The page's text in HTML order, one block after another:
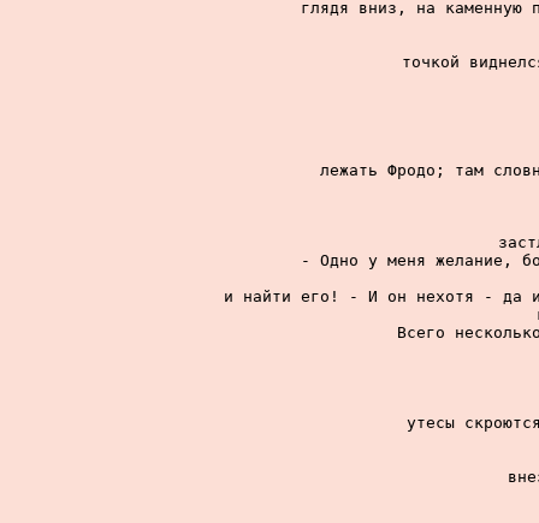
глядя вниз, на каменную
точкой
лежать Фродо; там
- Одно у меня желание,
и найти его! - И он нехотя - да и
Всего
утесы